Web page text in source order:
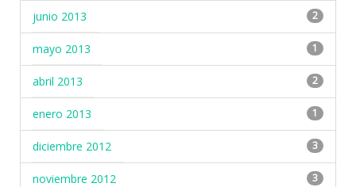
junio 2013 2
mayo 2013 1
abril 2013 2
enero 2013 1
diciembre 2012 3
noviembre 2012 3